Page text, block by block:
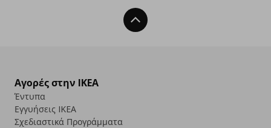
Back To Top
Αγορές στην IKEA
Έντυπα
Εγγυήσεις IKEA
Σχεδιαστικά Προγράμματα